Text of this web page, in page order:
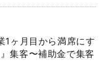
1ヶ月目から満席にす
集客〜補助金で集客